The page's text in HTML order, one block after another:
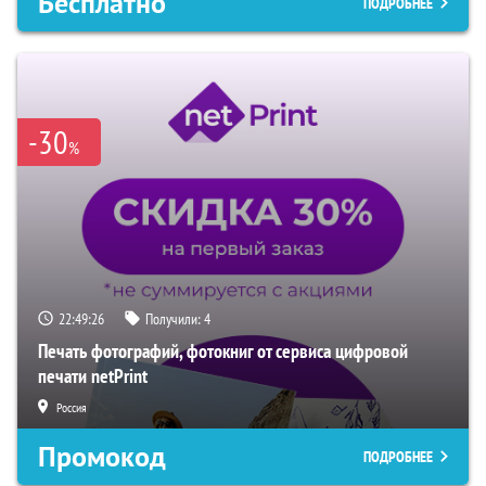
-30%
22:49:25 Получили:4
Печать фотографий, фотокниг от сервиса цифровой
печати netPrint
Россия
Промокод ПОДРОБНЕЕ